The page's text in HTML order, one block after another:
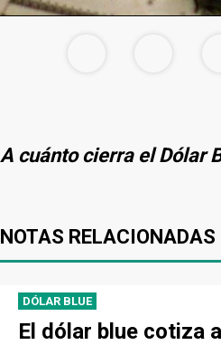
A cuánto cierra el Dólar
NOTAS RELACIONADAS
DÓLAR BLUE
El dólar blue cotiza